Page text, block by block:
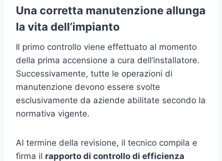
Una corretta manutenzione allunga
la vita dell’impianto
Il primo controllo viene effettuato al momento
della prima accensione a cura dell’installatore.
Successivamente, tutte le operazioni di
manutenzione devono essere svolte
esclusivamente da aziende abilitate secondo la
normativa vigente.
Al termine della revisione, il tecnico compila e
firma il rapporto di controllo di efficienza